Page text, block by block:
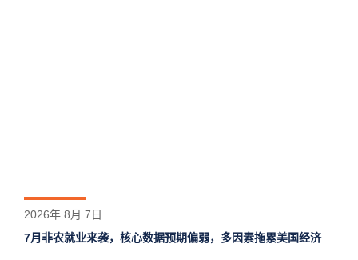
2026年 8月 7日
7月非农就业来袭，核心数据预期偏弱，多因素拖累美国经济